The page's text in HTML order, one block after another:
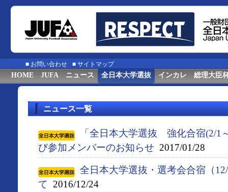
■ お問い合わせ ■ サイトマップ
HOME JUFA ニュース 全日本大学選抜 インカレ 総理大臣
ニュース一覧
「全日本大学選抜 強化合宿(2/
び参加メンバーのお知らせ 2017/01/28
全日本大学選抜・選考会合宿（
て 2016/12/24